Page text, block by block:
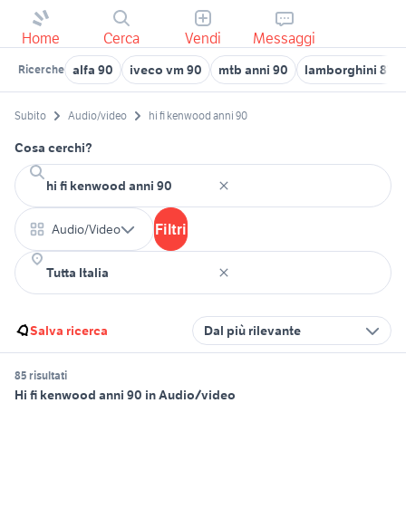
Home Cerca Vendi Messaggi
Ricerche alfa 90 iveco vm 90 mtb anni 90 lamborghini 874
Subito Audio/video hi fi kenwood anni 90
Cosa cerchi?
Audio/Video Filtri
Salva ricerca Dal più rilevante
85 risultati
Hi fi kenwood anni 90 in Audio/video